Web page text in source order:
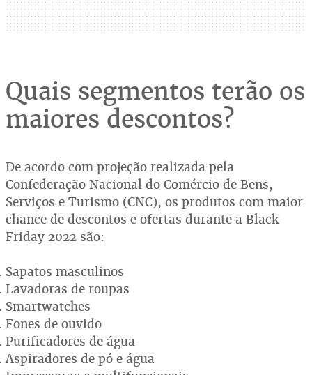
Quais segmentos terão os
maiores descontos?
De acordo com projeção realizada pela
Confederação Nacional do Comércio de Bens,
Serviços e Turismo (CNC), os produtos com maior
chance de descontos e ofertas durante a Black
Friday 2022 são:
Sapatos masculinos
Lavadoras de roupas
Smartwatches
Fones de ouvido
Purificadores de água
Aspiradores de pó e água